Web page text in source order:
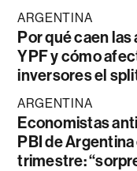
ARGENTINA
Por qué caen
YPF y cómo
inversores el
ARGENTINA
Economistas
PBI de
trimestre: